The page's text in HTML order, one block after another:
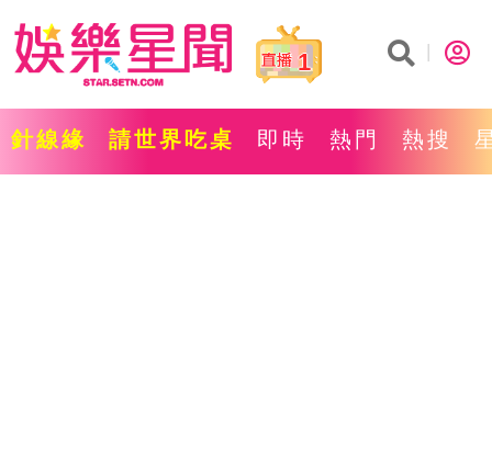
1
針線緣 請世界吃桌 即時 熱門 熱搜